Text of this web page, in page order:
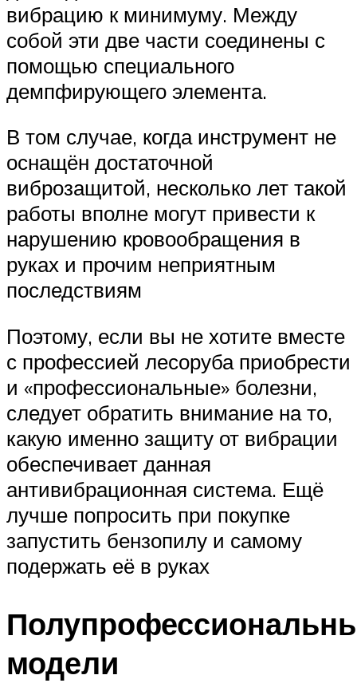
вибрацию к минимуму. Между
собой эти две части соединены с
помощью специального
демпфирующего элемента.
В том случае, когда инструмент не
оснащён достаточной
виброзащитой, несколько лет такой
работы вполне могут привести к
нарушению кровообращения в
руках и прочим неприятным
последствиям
Поэтому, если вы не хотите вместе
с профессией лесоруба приобрести
и «профессиональные» болезни,
следует обратить внимание на то,
какую именно защиту от вибрации
обеспечивает данная
антивибрационная система. Ещё
лучше попросить при покупке
запустить бензопилу и самому
подержать её в руках
модели